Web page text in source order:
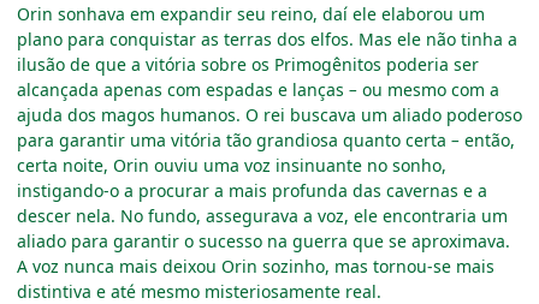
Orin sonhava em expandir seu reino, daí ele elaborou um
plano para conquistar as terras dos elfos. Mas ele não tinha a
ilusão de que a vitória sobre os Primogênitos poderia ser
alcançada apenas com espadas e lanças – ou mesmo com a
ajuda dos magos humanos. O rei buscava um aliado poderoso
para garantir uma vitória tão grandiosa quanto certa – então,
certa noite, Orin ouviu uma voz insinuante no sonho,
instigando-o a procurar a mais profunda das cavernas e a
descer nela. No fundo, assegurava a voz, ele encontraria um
aliado para garantir o sucesso na guerra que se aproximava.
A voz nunca mais deixou Orin sozinho, mas tornou-se mais
distintiva e até mesmo misteriosamente real.